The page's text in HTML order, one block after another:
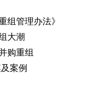
组管理办法》
大潮
购重组
案例